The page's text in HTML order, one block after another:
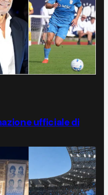
ufficiale di